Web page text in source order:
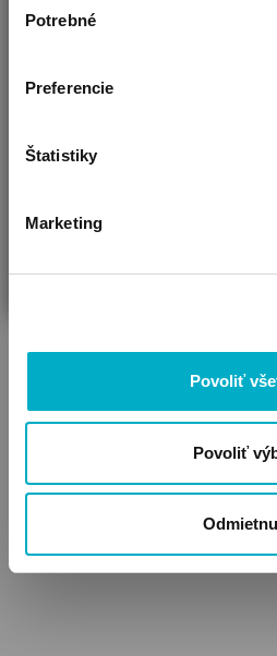
súhlasu
Potrebné
Preferencie
Štatistiky
Marketing
Povoliť
Povoliť
Bm Body Wash Tenderness 500ml
pena na kúpanie
4.95 €